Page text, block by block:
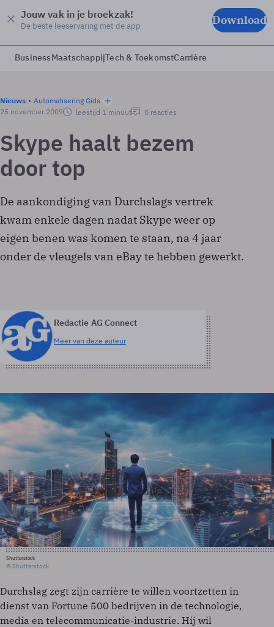
Jouw vak in je broekzak!
De beste leeservaring met de app Download
BusinessMaatschappijTech & ToekomstCarrière
Nieuws
Automatisering Gids
25 november 2009
leestijd 1 minuut 0 reacties
Skype haalt bezem
door top
De aankondiging van Durchslags vertrek
kwam enkele dagen nadat Skype weer op
eigen benen was komen te staan, na 4 jaar
onder de vleugels van eBay te hebben gewerkt.
Redactie AG Connect
Meer van deze auteur
Shutterstock
© Shutterstock
Durchslag zegt zijn carrière te willen voortzetten in
dienst van Fortune 500 bedrijven in de technologie,
media en telecommunicatie-industrie. Hij wil